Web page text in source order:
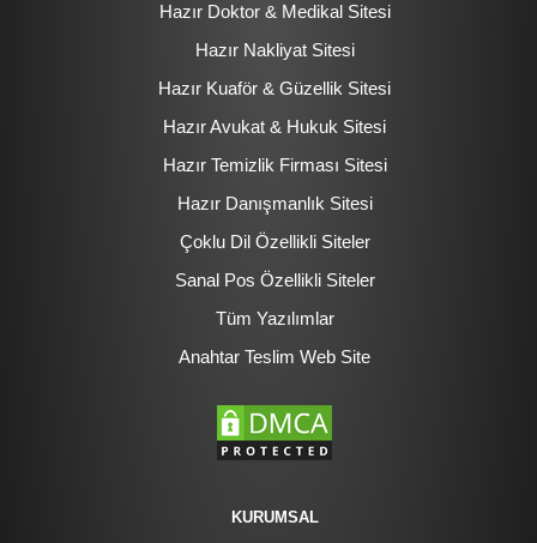
Hazır Doktor & Medikal Sitesi
Hazır Nakliyat Sitesi
Hazır Kuaför & Güzellik Sitesi
Hazır Avukat & Hukuk Sitesi
Hazır Temizlik Firması Sitesi
Hazır Danışmanlık Sitesi
Çoklu Dil Özellikli Siteler
Sanal Pos Özellikli Siteler
Tüm Yazılımlar
Anahtar Teslim Web Site
KURUMSAL